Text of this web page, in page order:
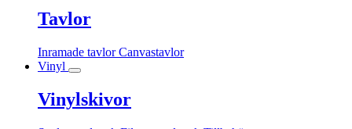
Tavlor
Inramade tavlorCanvastavlor
Vinyl
Vinylskivor